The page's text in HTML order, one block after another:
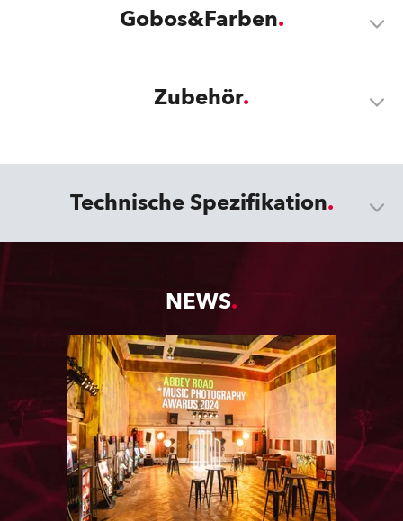
Gobos&Farben
Zubehör
Technische Spezifikation
NEWS